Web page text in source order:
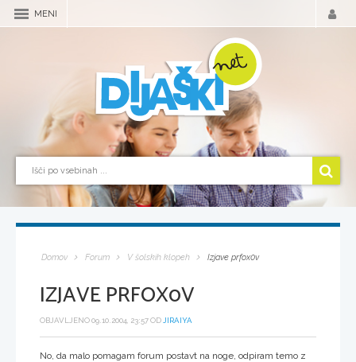
MENI
Domov Forum V šolskih klopeh Izjave prfox0v
IZJAVE PRFOX0V
OBJAVLJENO 09.10.2004, 23:57 OD JIRAIYA
No, da malo pomagam forum postavt na noge, odpiram temo z